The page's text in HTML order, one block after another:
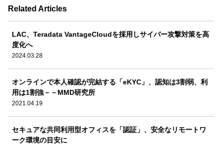
Related Articles
LAC、Teradata VantageCloudを採用しサイバー攻撃対策を高
度化へ
2024.03.28
オンラインで本人確認が完結する「eKYC」、認知は3割弱、利
用は1割強－－MMD研究所
2021.04.19
セキュアな共同利用型オフィスを「認証」、安全なリモートワ
ーク環境の目安に